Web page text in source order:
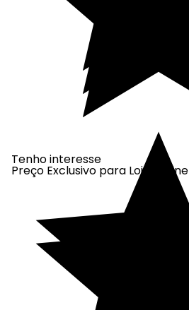
Tenho interesse
Preço Exclusivo para Loja Online